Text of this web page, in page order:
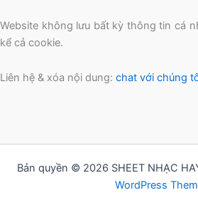
Website không lưu bất kỳ thông tin cá
kể cả cookie.
Liên hệ & xóa nội dung: chat với chúng
Bản quyền © 2026 SHEET NHẠC
WordPress